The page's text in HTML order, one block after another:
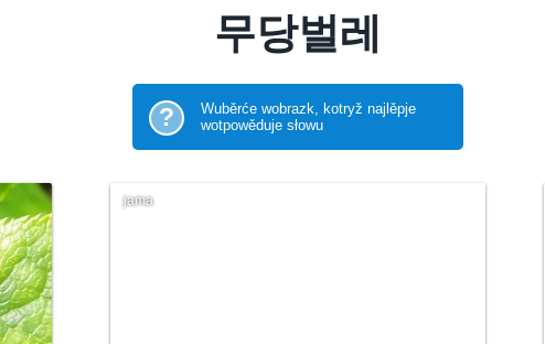
무당벌레
?
Wuběrće wobrazk, kotryž najlěpje
wotpowěduje słowu
jama